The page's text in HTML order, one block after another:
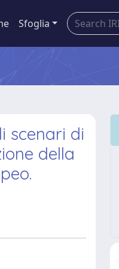
Sfoglia
scenari di
della